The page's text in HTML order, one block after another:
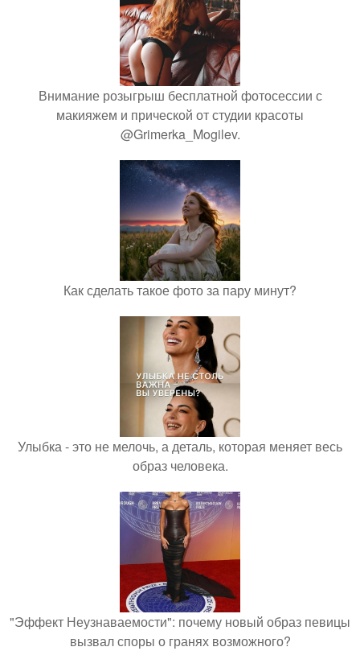
Внимание розыгрыш бесплатной фотосессии с
макияжем и прической от студии красоты
@Grimerka_Mogilev.
Как сделать такое фото за пару минут?
Улыбка - это не мелочь, а деталь, которая меняет весь
образ человека.
"Эффект Неузнаваемости": почему новый образ певицы
вызвал споры о гранях возможного?